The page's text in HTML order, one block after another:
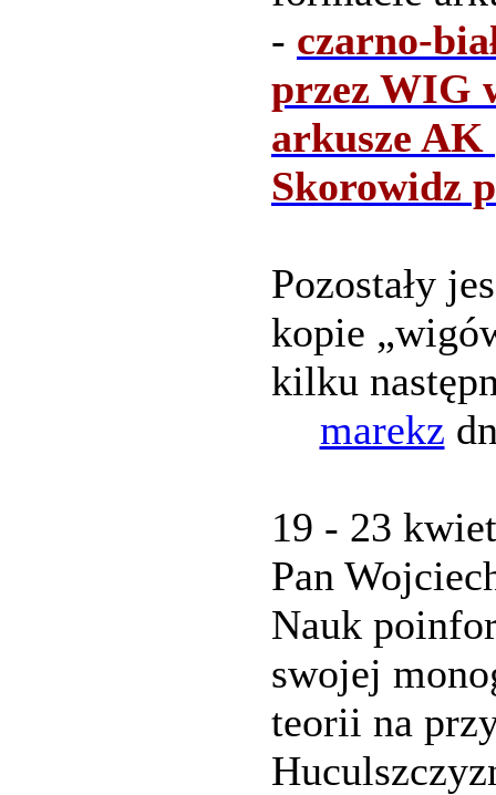
- czarno-
przez WIG
arkusze AK
Skorowidz
Pozostały
kopie
kilku
marekz
19 - 23
Pan
Nauk
swojej
teorii na